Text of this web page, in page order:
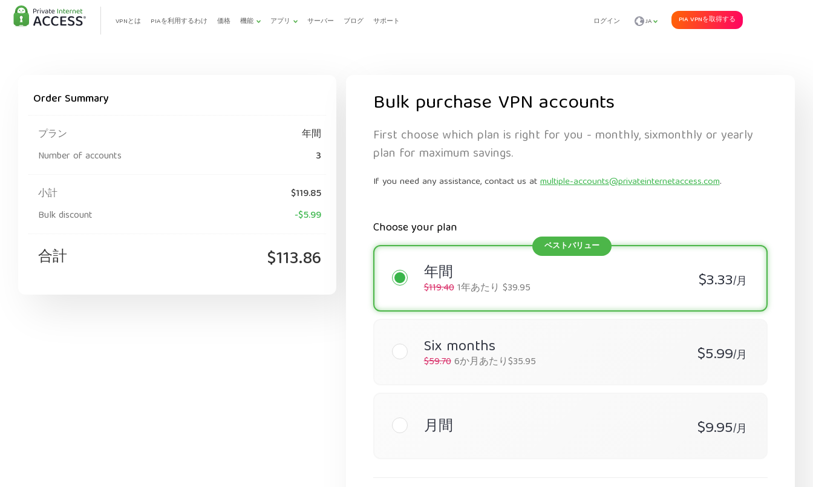
VPNとは PIAを利用するわけ 価格 機能 アプリ サーバー ブログ サポート ログイン JA PIA VPNを取得する
Order Summary
プラン
年間
Number of accounts
3
小計
$119.85
Bulk discount
-$5.99
合計 $113.86
Bulk purchase VPN accounts
First choose which plan is right for you - monthly, sixmonthly or yearly
plan for maximum savings.
If you need any assistance, contact us atmultiple-accounts@privateinternetaccess.com.
Choose your plan
年間 $3.33/月
$119.401年あたり $39.95
Six months $5.99/月
$59.706か月あたり$35.95
月間 $9.95/月